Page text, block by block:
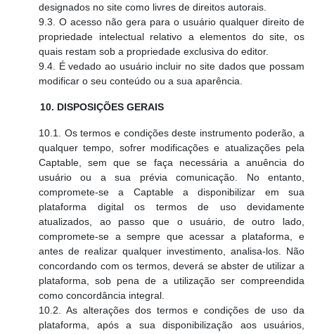
designados no site como livres de direitos autorais.
9.3. O acesso não gera para o usuário qualquer direito de
propriedade intelectual relativo a elementos do site, os
quais restam sob a propriedade exclusiva do editor.
9.4. É vedado ao usuário incluir no site dados que possam
modificar o seu conteúdo ou a sua aparência.
10. DISPOSIÇÕES GERAIS
10.1. Os termos e condições deste instrumento poderão, a
qualquer tempo, sofrer modificações e atualizações pela
Captable, sem que se faça necessária a anuência do
usuário ou a sua prévia comunicação. No entanto,
compromete-se a Captable a disponibilizar em sua
plataforma digital os termos de uso devidamente
atualizados, ao passo que o usuário, de outro lado,
compromete-se a sempre que acessar a plataforma, e
antes de realizar qualquer investimento, analisa-los. Não
concordando com os termos, deverá se abster de utilizar a
plataforma, sob pena de a utilização ser compreendida
como concordância integral.
10.2. As alterações dos termos e condições de uso da
plataforma, após a sua disponibilização aos usuários,